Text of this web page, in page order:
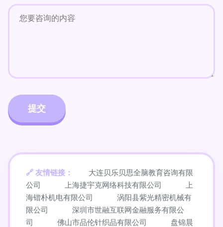
友情链接：
大连贝乐贝思全脑教育咨询有限
公司
上海捷宇克网络科技有限公司
上
海锴朴机电有限公司
涡阳县紫光精密机械有
限公司
深圳市世融互联网金融服务有限公
司
佛山市品伦针织品有限公司
盘锦晨